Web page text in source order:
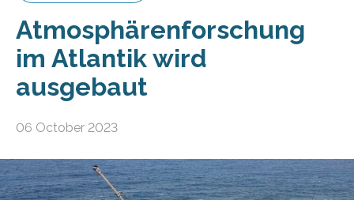
Atmosphärenforschung
im Atlantik wird
ausgebaut
06 October 2023